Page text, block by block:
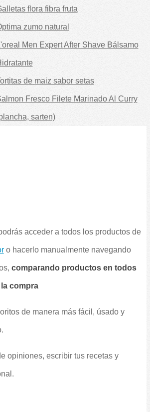
flora fibra fruta
zumo natural
Men Expert After Shave Bálsamo
de maiz sabor setas
Fresco Filete Marinado Al Curry
sarten)
acceder a todos los productos de
o hacerlo manualmente navegando
comparando productos en todos
compra
de manera más fácil, úsado y
opiniones, escribir tus recetas y